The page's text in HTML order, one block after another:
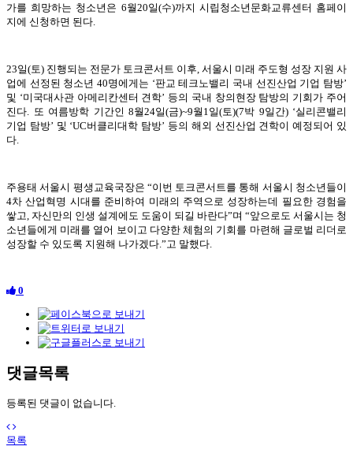
가를 희망하는 청소년은 6월20일(수)까지 시립청소년문화교류센터 홈페이
지에 신청하면 된다.
23일(토) 진행되는 전문가 토크콘서트 이후, 서울시 미래 주도형 성장 지원 사
업에 선정된 청소년 40명에게는 ‘판교 테크노밸리 국내 선진산업 기업 탐방’
및 ‘미국대사관 아메리칸센터 견학’ 등의 국내 창의현장 탐방의 기회가 주어
진다. 또 여름방학 기간인 8월24일(금)~9월1일(토)(7박 9일간) ‘실리콘밸리
기업 탐방’ 및 ‘UC버클리대학 탐방’ 등의 해외 선진산업 견학이 예정되어 있
다.
주용태 서울시 평생교육국장은 “이번 토크콘서트를 통해 서울시 청소년들이
4차 산업혁명 시대를 준비하여 미래의 주역으로 성장하는데 필요한 경험을
쌓고, 자신만의 인생 설계에도 도움이 되길 바란다”며 “앞으로도 서울시는 청
소년들에게 미래를 열어 보이고 다양한 체험의 기회를 마련해 글로벌 리더로
성장할 수 있도록 지원해 나가겠다.”고 말했다.
0
댓글목록
등록된 댓글이 없습니다.
목록